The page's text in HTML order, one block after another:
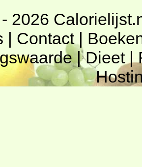
2026
| Contact|
|Dieet|